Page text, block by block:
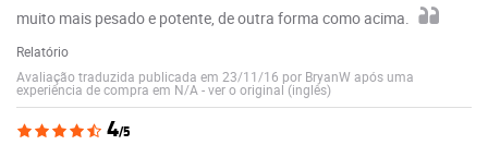
muito mais pesado e potente, de outra forma como acima.
Relatório
Avaliação traduzida publicada em 23/11/16 por BryanW após uma
experiência de compra em N/A -ver o original (inglês)
4/5